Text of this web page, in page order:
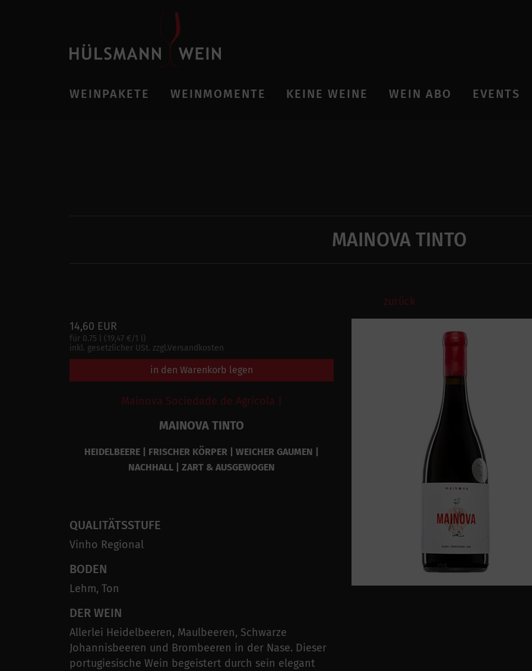
WEINPAKETE WEINMOMENTE KEINE WEINE WEIN ABO EVENTS
MAINOVA TINTO
zurück
14,60 EUR
für 0.75 l (19,47 €/1 l)
inkl. gesetzlicher USt. zzgl.Versandkosten
in den Warenkorb legen
Mainova Sociedade de Agricola |
MAINOVA TINTO
HEIDELBEERE | FRISCHER KÖRPER | WEICHER GAUMEN |
NACHHALL | ZART & AUSGEWOGEN
QUALITÄTSSTUFE
Vinho Regional
BODEN
Lehm, Ton
DER WEIN
Allerlei Heidelbeeren, Maulbeeren, Schwarze
Johannisbeeren und Brombeeren in der Nase. Dieser
portugiesische Wein begeistert durch sein elegant